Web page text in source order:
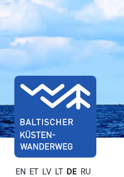
EN ET LV LT DE RU